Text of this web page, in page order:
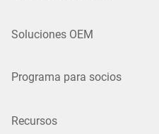
Soluciones OEM
Programa para socios
Recursos